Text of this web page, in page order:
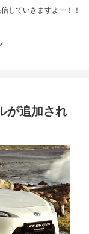
していきますよー！！
が追加され